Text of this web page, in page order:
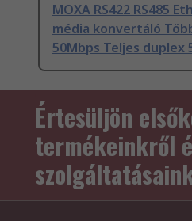
MOXA RS422 RS485
média konvertáló
50Mbps Teljes duplex
Értesüljön
termékeinkről